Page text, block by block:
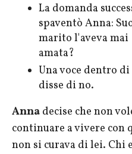
La domanda
spaventò Anna:
marito l'aveva mai
amata?
Una voce dentro
disse di no.
Anna decise che non
continuare a vivere con
non si curava di lei. Chi